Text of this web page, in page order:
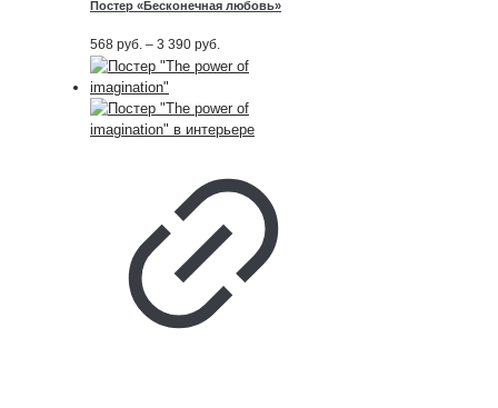
Постер «Бесконечная любовь»
568 руб. – 3 390 руб.
цен:
руб.
–